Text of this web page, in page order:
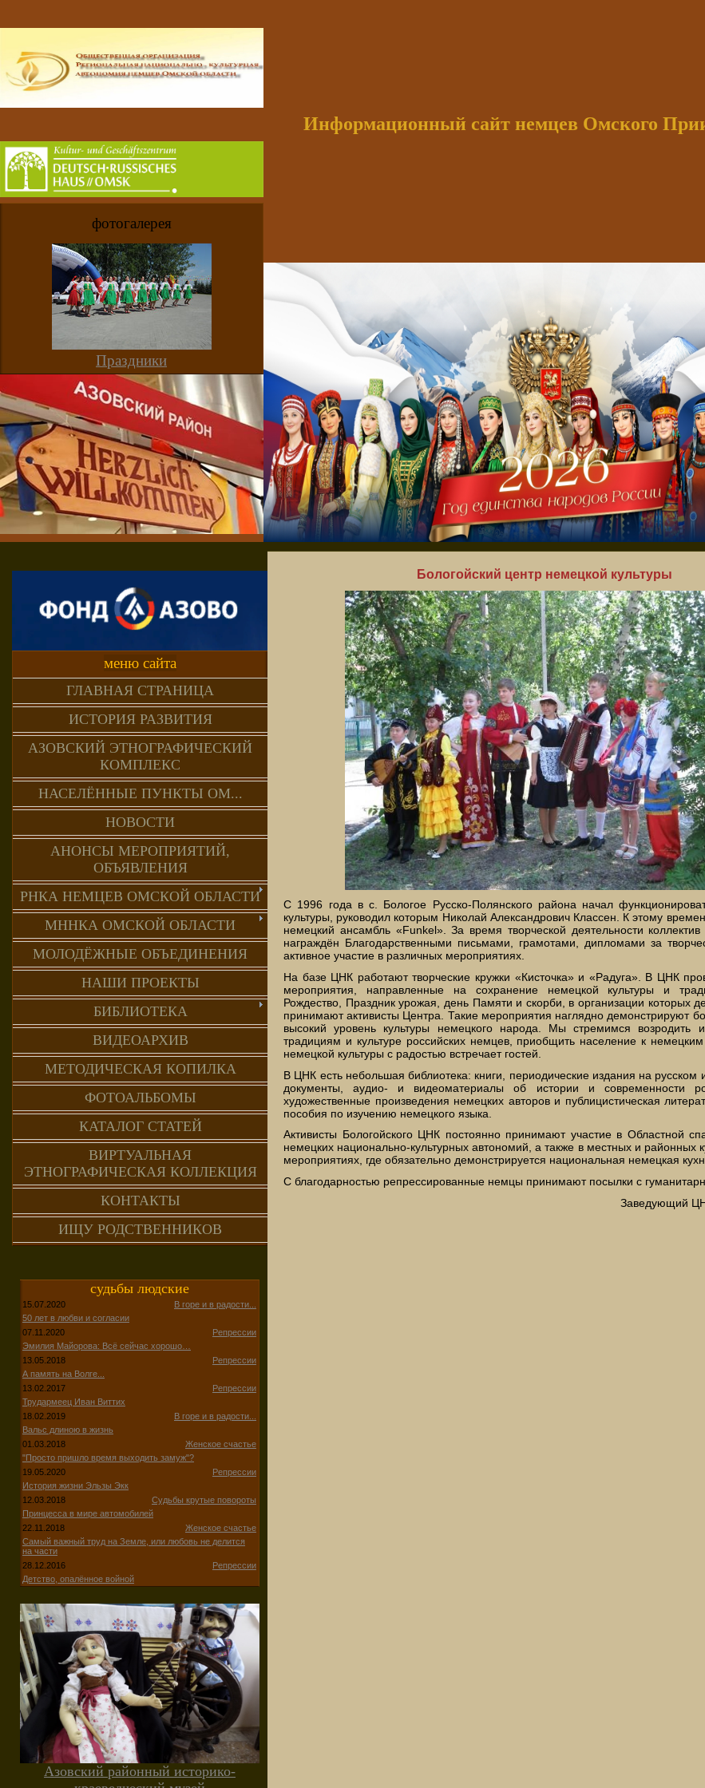
фотогалерея
Праздники
Информационный сайт немцев Омского
меню сайта
ГЛАВНАЯ СТРАНИЦА
ИСТОРИЯ РАЗВИТИЯ
АЗОВСКИЙ ЭТНОГРАФИЧЕСКИЙ
КОМПЛЕКС
НАСЕЛЁННЫЕ ПУНКТЫ ОМ...
НОВОСТИ
АНОНСЫ МЕРОПРИЯТИЙ,
ОБЪЯВЛЕНИЯ
РНКА НЕМЦЕВ ОМСКОЙ ОБЛАСТИ
МННКА ОМСКОЙ ОБЛАСТИ
МОЛОДЁЖНЫЕ ОБЪЕДИНЕНИЯ
НАШИ ПРОЕКТЫ
БИБЛИОТЕКА
ВИДЕОАРХИВ
МЕТОДИЧЕСКАЯ КОПИЛКА
ФОТОАЛЬБОМЫ
КАТАЛОГ СТАТЕЙ
ВИРТУАЛЬНАЯ
ЭТНОГРАФИЧЕСКАЯ КОЛЛЕКЦИЯ
КОНТАКТЫ
ИЩУ РОДСТВЕННИКОВ
судьбы людские
15.07.2020
В горе и в радости...
50 лет в любви и согласии
07.11.2020
Репрессии
Эмилия Майорова: Всё сейчас хорошо…
13.05.2018
Репрессии
А память на Волге...
13.02.2017
Репрессии
Трудармеец Иван Виттих
18.02.2019
В горе и в радости...
Вальс длиною в жизнь
01.03.2018
Женское счастье
"Просто пришло время выходить замуж"?
19.05.2020
Репрессии
История жизни Эльзы Экк
12.03.2018
Судьбы крутые повороты
Принцесса в мире автомобилей
22.11.2018
Женское счастье
Самый важный труд на Земле, или любовь не делится
на части
28.12.2016
Репрессии
Детство, опалённое войной
Азовский районный историко-
Бологойский центр немецкой культуры
С 1996 года в с. Бологое Русско-Полянского района начал
культуры, руководил которым Николай Александрович Классен. К этому
немецкий ансамбль «Funkel». За время творческой деятельности
награждён Благодарственными письмами, грамотами, дипломами за
активное участие в различных мероприятиях.
На базе ЦНК работают творческие кружки «Кисточка» и «Радуга». В ЦНК
мероприятия, направленные на сохранение немецкой культуры и
Рождество, Праздник урожая, день Памяти и скорби, в организации которых
принимают активисты Центра. Такие мероприятия наглядно демонстрируют
высокий уровень культуры немецкого народа. Мы стремимся возродить
традициям и культуре российских немцев, приобщить население к
немецкой культуры с радостью встречает гостей.
В ЦНК есть небольшая библиотека: книги, периодические издания на русском
документы, аудио- и видеоматериалы об истории и современности
художественные произведения немецких авторов и публицистическая
пособия по изучению немецкого языка.
Активисты Бологойского ЦНК постоянно принимают участие в Областной
немецких национально-культурных автономий, а также в местных и районных
мероприятиях, где обязательно демонстрируется национальная немецкая
С благодарностью репрессированные немцы принимают посылки с
Заведующий